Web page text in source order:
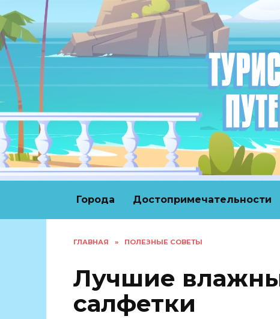
к
содержанию
Города Достопримечательности
ГЛАВНАЯ » ПОЛЕЗНЫЕ СОВЕТЫ
Лучшие
салфетки